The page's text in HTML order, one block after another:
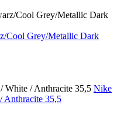
Cool Grey/Metallic Dark
Nike
Anthracite 35,5